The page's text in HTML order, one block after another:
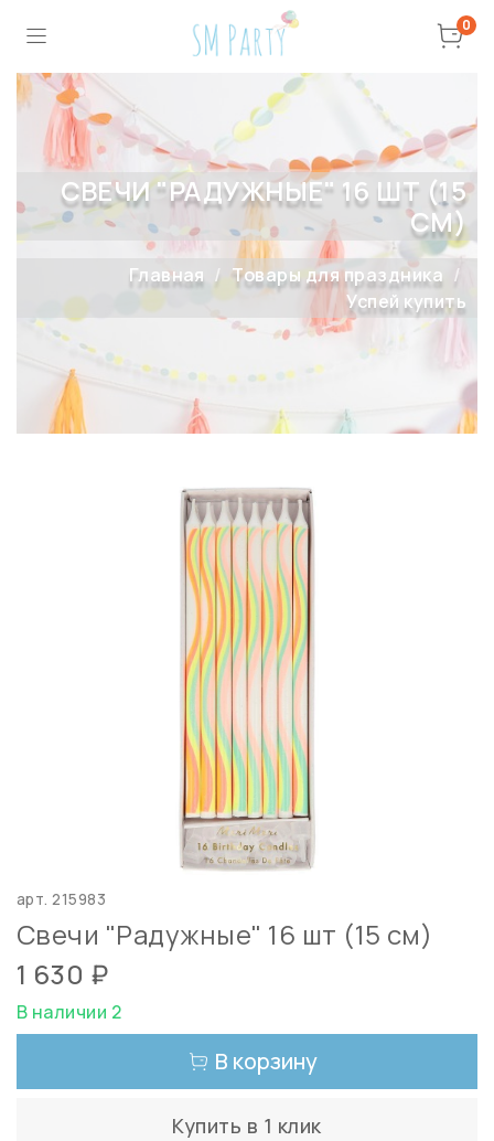
0
СВЕЧИ "РАДУЖНЫЕ" 16 ШТ (15
СМ)
Главная
Товары для праздника
Успей купить
арт.215983
Свечи "Радужные" 16 шт (15 см)
1 630 ₽
В наличии 2
В корзину
Купить в 1 клик